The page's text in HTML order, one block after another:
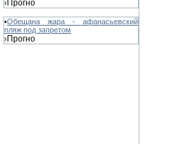
›Прогно
•Обещана жара - афанасьевский
пляж под запретом
›Прогно